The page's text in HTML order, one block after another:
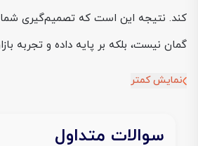
کند. نتیجه این است که تصمیم‌گیری
گمان نیست، بلکه بر پایه داده و تجربه
نمایش کمتر
سوالات متداول